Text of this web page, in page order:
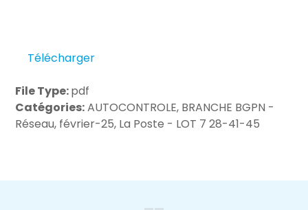
Télécharger
File Type:pdf
Catégories:AUTOCONTROLE, BRANCHE BGPN -
Réseau, février-25, La Poste - LOT 7 28-41-45